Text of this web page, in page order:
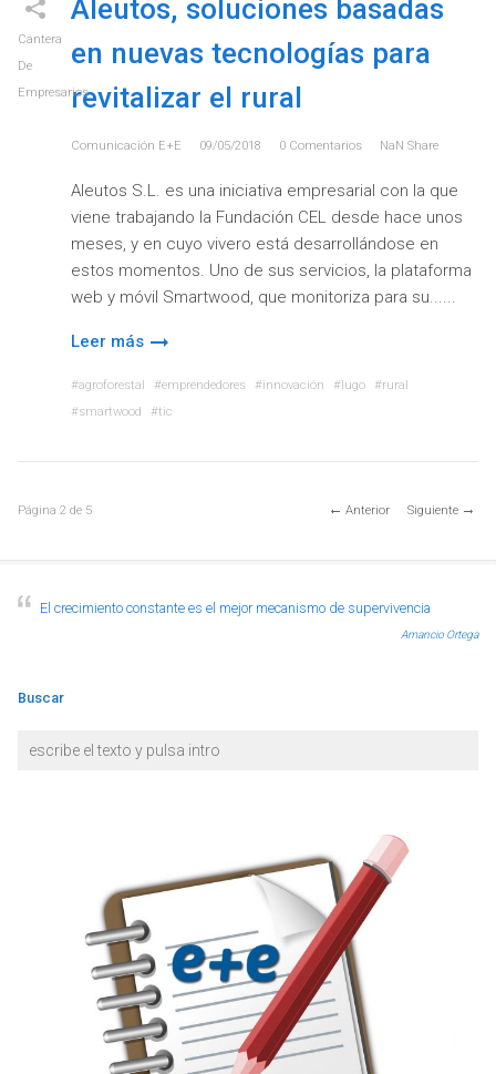
Cantera
De
Empresarios
Aleutos, soluciones basadas
en nuevas tecnologías para
revitalizar el rural
Comunicación E+e 09/05/2018 0 Comentarios NaN Share
Aleutos S.L. es una iniciativa empresarial con la que
viene trabajando la Fundación CEL desde hace unos
meses, y en cuyo vivero está desarrollándose en
estos momentos. Uno de sus servicios, la plataforma
web y móvil Smartwood, que monitoriza para su...
Leer más
agroforestal emprendedores innovación lugo
rural
smartwood
tic
Página 2 de 5 Anterior Siguiente
El crecimiento constante es el mejor mecanismo de supervivencia
Amancio Ortega
Buscar